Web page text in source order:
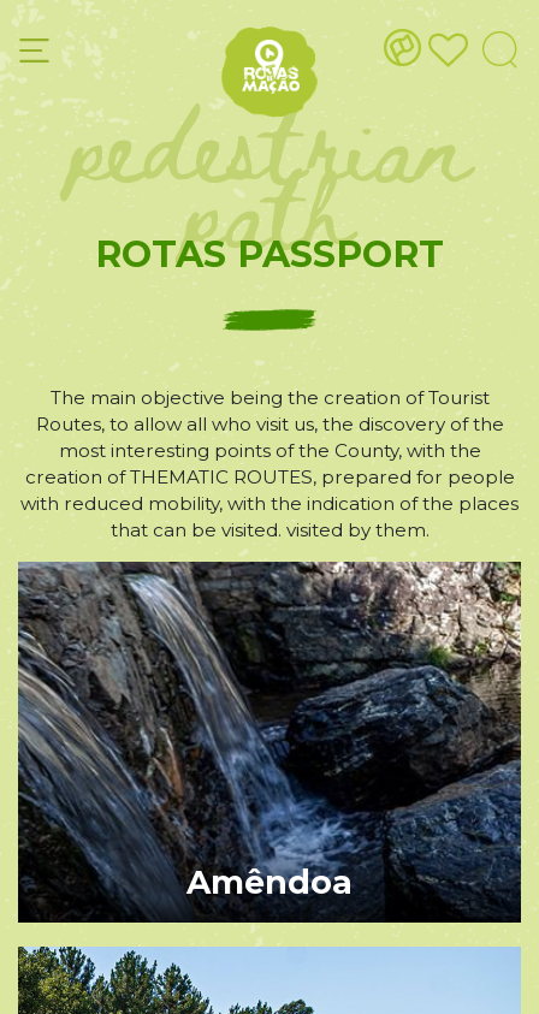
pedestrian
path
ROTAS PASSPORT
The main objective being the creation of Tourist
Routes, to allow all who visit us, the discovery of the
most interesting points of the County, with the
creation of THEMATIC ROUTES, prepared for people
with reduced mobility, with the indication of the places
that can be visited. visited by them.
Amêndoa